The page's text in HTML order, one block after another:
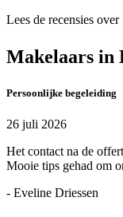
Lees de recensies over
Makelaars in
Persoonlijke begeleiding
26 juli 2026
Het contact na de
Mooie tips gehad om
- Eveline Driessen